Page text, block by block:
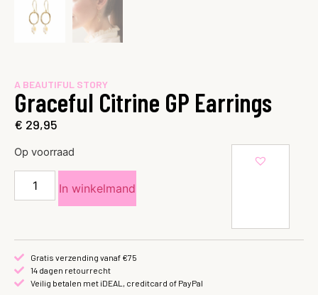
A BEAUTIFUL STORY
Graceful Citrine GP Earrings
€ 29,95
Op voorraad
In winkelmand
Gratis verzending vanaf €75
14 dagen retourrecht
Veilig betalen met iDEAL, creditcard of PayPal